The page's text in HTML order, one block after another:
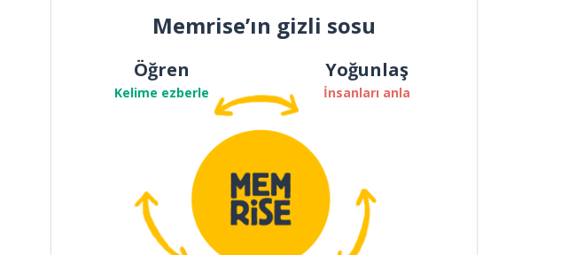
Memrise’ın gizli sosu
Öğren
Kelime ezberle
Yoğunlaş
İnsanları anla